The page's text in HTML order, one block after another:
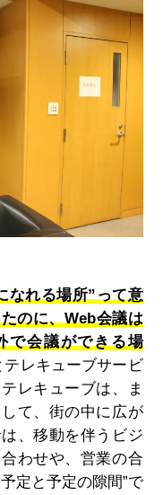
なれる場所”って意
のに、Web会議は
で会議ができる場
テレキューブサービ
レキューブは、ま
て、街の中に広が
、移動を伴うビジ
わせや、営業の合
定と予定の隙間”で